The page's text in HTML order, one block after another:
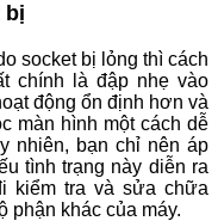
bị
socket bị lỏng thì cách
chính là đập nhẹ vào
động ổn định hơn và
màn hình một cách dễ
nhiên, bạn chỉ nên áp
tình trạng này diễn ra
kiểm tra và sửa chữa
phận khác của máy.